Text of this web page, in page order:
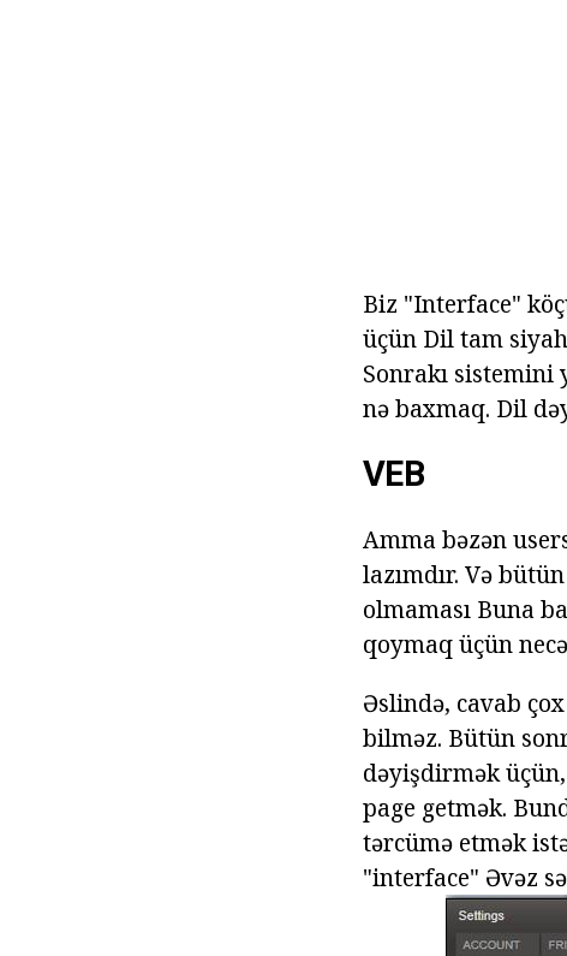
Biz "Interface"
üçün Dil tam
Sonrakı sistemini
nə baxmaq. Dil
VEB
Amma bəzən
lazımdır. Və
olmaması Buna
qoymaq üçün
Əslində, cavab
bilməz. Bütün
dəyişdirmək
page getmək.
tərcümə etmək
"interface" Əvəz